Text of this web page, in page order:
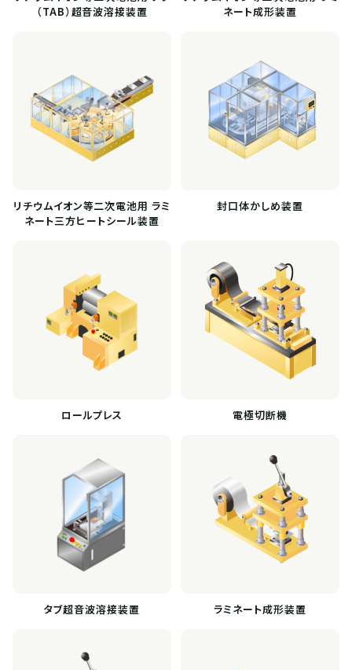
（TAB）超音波溶接装置
ネート成形装置
リチウムイオン等二次電池用 ラミ
ネート三方ヒートシール装置
封口体かしめ装置
ロールプレス 電極切断機
タブ超音波溶接装置 ラミネート成形装置